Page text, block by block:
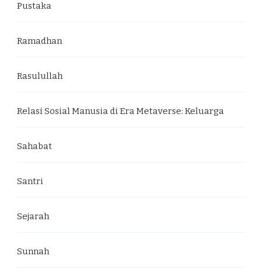
Pustaka
Ramadhan
Rasulullah
Relasi Sosial Manusia di Era Metaverse: Keluarga
Sahabat
Santri
Sejarah
Sunnah